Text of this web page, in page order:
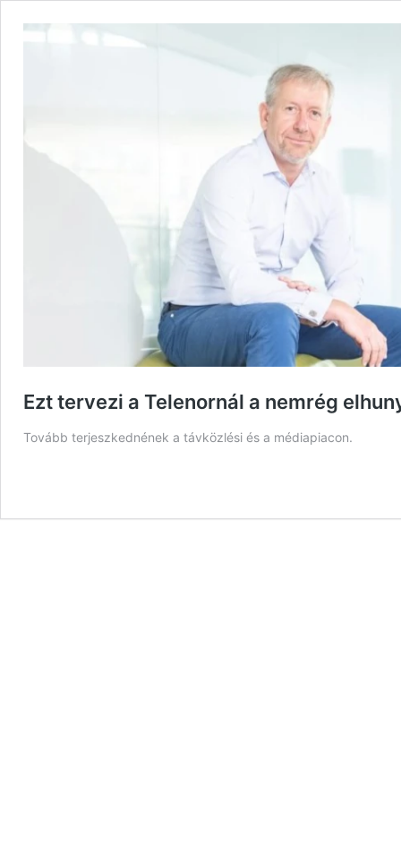
Ezt tervezi a Telenornál a nemrég
Tovább terjeszkednének a távközlési és a médiapiacon.